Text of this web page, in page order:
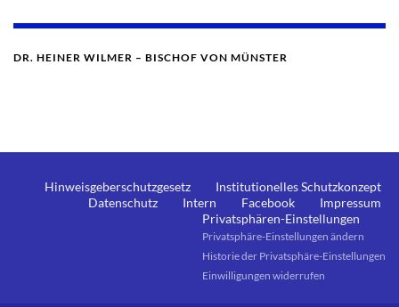
DR. HEINER WILMER – BISCHOF VON MÜNSTER
Hinweisgeberschutzgesetz
Institutionelles Schutzkonzept
Datenschutz
Intern Facebook
Impressum
Privatsphären-Einstellungen
Privatsphäre-Einstellungen ändern
Historie der Privatsphäre-Einstellungen
Einwilligungen widerrufen